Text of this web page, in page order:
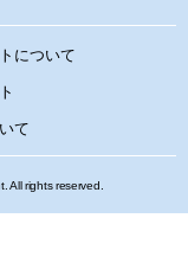
について
て
All rights reserved.